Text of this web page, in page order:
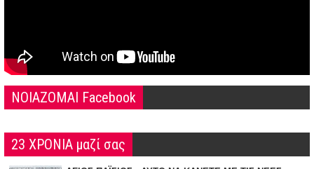
NOIAZOMAI Facebook
23 ΧΡΟΝΙΑ μαζί σας